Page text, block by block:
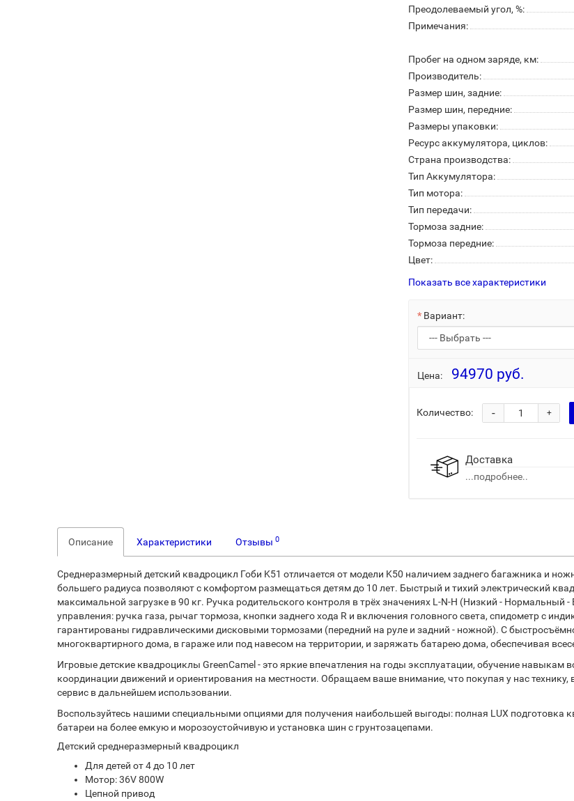
Преодолеваемый угол, %:
Примечания:
Пробег на одном заряде, км:
Производитель:
Размер шин, задние:
Размер шин, передние:
Размеры упаковки:
Ресурс аккумулятора, циклов:
Страна производства:
Тип Аккумулятора:
Тип мотора:
Тип передачи:
Тормоза задние:
Тормоза передние:
Цвет:
Показать все характеристики
Вариант:
Цена: 94970 руб.
Количество: +
-
Доставка
...подробнее..
Описание Характеристики Отзывы0
Среднеразмерный детский квадроцикл Гоби K51 отличается от модели K50 наличием заднего багажника и
большего радиуса позволяют с комфортом размещаться детям до 10 лет. Быстрый и тихий электрический
максимальной загрузке в 90 кг. Ручка родительского контроля в трёх значениях L-N-H (Низкий -
управления: ручка газа, рычаг тормоза, кнопки заднего хода R и включения головного света, спидометр с
гарантированы гидравлическими дисковыми тормозами (передний на руле и задний - ножной). С
многоквартирного дома, в гараже или под навесом на территории, и заряжать батарею дома, обеспечивая
Игровые детские квадроциклы GreenCamel - это яркие впечатления на годы эксплуатации, обучение навыкам
координации движений и ориентирования на местности. Обращаем ваше внимание, что покупая у нас
сервис в дальнейшем использовании.
Воспользуйтесь нашими специальными опциями для получения наибольшей выгоды: полная LUX подготовка
батареи на более емкую и морозоустойчивую и установка шин с грунтозацепами.
Детский среднеразмерный квадроцикл
Для детей от 4 до 10 лет
Мотор: 36V 800W
Цепной привод